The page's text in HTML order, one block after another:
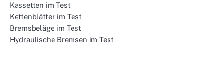
Kassetten im Test
Kettenblätter im Test
Bremsbeläge im Test
Hydraulische Bremsen im Test